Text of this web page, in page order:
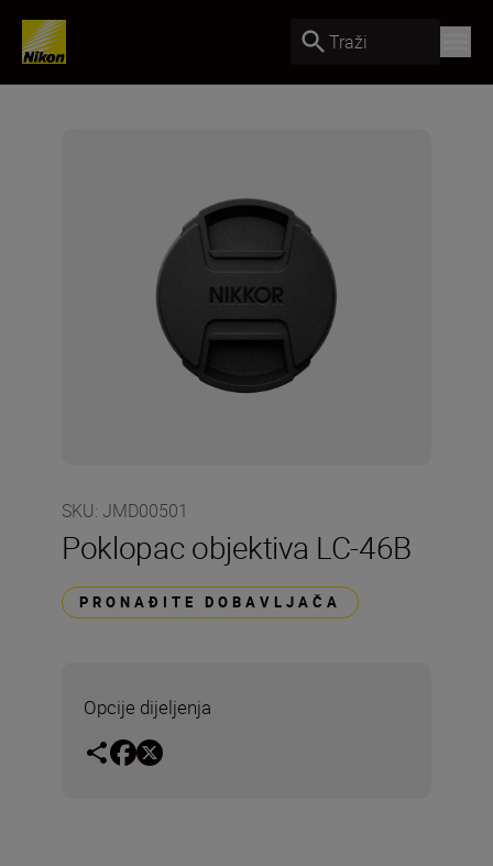
Traži
SKU: JMD00501
Poklopac objektiva LC-46B
PRONAĐITE DOBAVLJAČA
Opcije dijeljenja